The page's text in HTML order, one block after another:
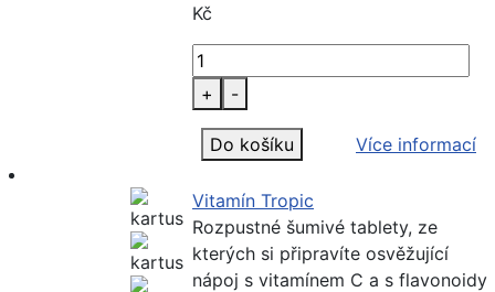
Kč
+ -
Do košíku Více informací
Vitamín Tropic
Rozpustné šumivé tablety, ze
kterých si připravíte osvěžující
nápoj s vitamínem C a s flavonoidy